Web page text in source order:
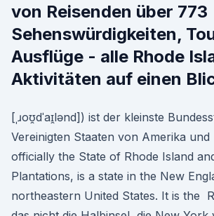
von Reisenden über 773
Sehenswürdigkeiten,
Ausflüge - alle Rhode
Aktivitäten auf einen
[ˌɹoʊ̯dˈaɪ̯lənd]) ist der kleinste
Vereinigten Staaten von Amerika
officially the State of Rhode Island
Plantations, is a state in the New
northeastern United States. It is the